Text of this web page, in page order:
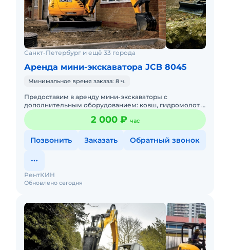
Санкт-Петербург и ещё 33 города
Аренда мини-экскаватора JCB 8045
Минимальное время заказа: 8 ч.
Предоставим в аренду мини-экскаваторы с
дополнительным оборудованием: ковш, гидромолот и
бур. Минимальный заказ спецтехники - одна смена 8ч,
доставка эвакуаторо2 000 ₽ час
Позвонить Заказать Обратный звонок
Обновлено сегодня
РентКИН